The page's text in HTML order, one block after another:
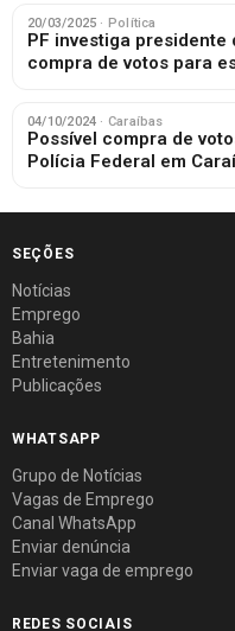
20/03/2025 · Política
PF investiga presidente
compra de votos para
04/10/2024 · Caraíbas
Possível compra de
Polícia Federal em
SEÇÕES
Notícias
Emprego
Bahia
Entretenimento
Publicações
WHATSAPP
Grupo de Notícias
Vagas de Emprego
Canal WhatsApp
Enviar denúncia
Enviar vaga de emprego
REDES SOCIAIS